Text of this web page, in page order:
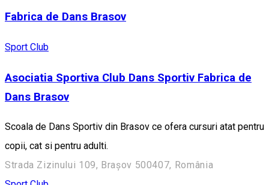
Fabrica de Dans Brasov
Sport Club
Asociatia Sportiva Club Dans Sportiv Fabrica de
Dans Brasov
Scoala de Dans Sportiv din Brasov ce ofera cursuri atat pentru
copii, cat si pentru adulti.
Strada Zizinului 109, Brașov 500407, România